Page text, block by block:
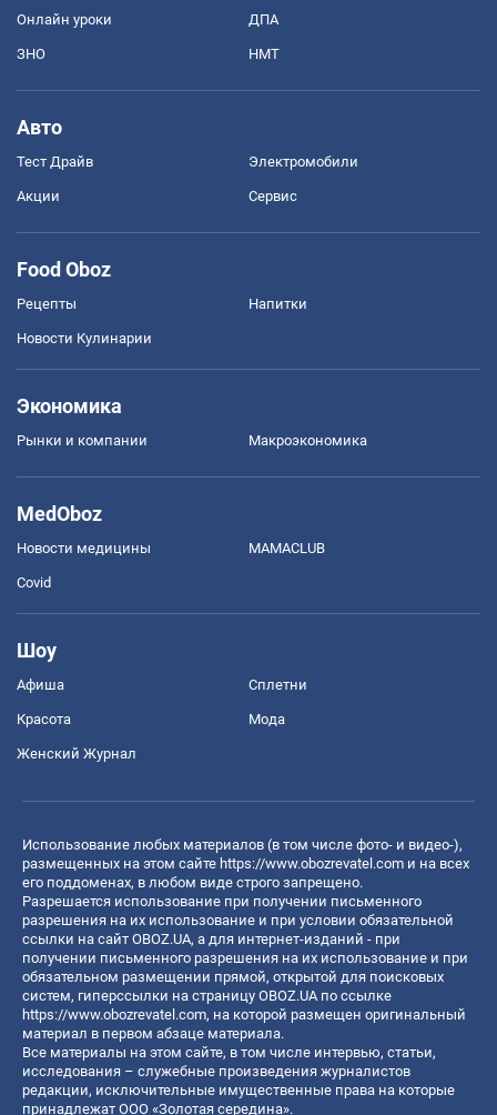
Онлайн уроки ДПА
ЗНО НМТ
Авто
Тест Драйв Электромобили
Акции Сервис
Food Oboz
Рецепты Напитки
Новости Кулинарии
Экономика
Рынки и компании Mакроэкономика
MedOboz
Новости медицины MAMACLUB
Covid
Шоу
Афиша Сплетни
Красота Мода
Женский Журнал
Использование любых материалов (в том числе фото- и видео-),
размещенных на этом сайте https://www.obozrevatel.com и на всех
его поддоменах, в любом виде строго запрещено.
Разрешается использование при получении письменного
разрешения на их использование и при условии обязательной
ссылки на сайт OBOZ.UA, а для интернет-изданий - при
получении письменного разрешения на их использование и при
обязательном размещении прямой, открытой для поисковых
систем, гиперссылки на страницу OBOZ.UA по ссылке
https://www.obozrevatel.com, на которой размещен оригинальный
материал в первом абзаце материала.
Все материалы на этом сайте, в том числе интервью, статьи,
исследования – служебные произведения журналистов
редакции, исключительные имущественные права на которые
принадлежат ООО «Золотая середина».